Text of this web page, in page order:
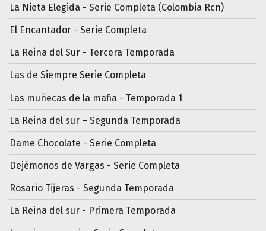
La Nieta Elegida - Serie Completa (Colombia Rcn)
El Encantador - Serie Completa
La Reina del Sur - Tercera Temporada
Las de Siempre Serie Completa
Las muñecas de la mafia - Temporada 1
La Reina del sur – Segunda Temporada
Dame Chocolate - Serie Completa
Dejémonos de Vargas - Serie Completa
Rosario Tijeras - Segunda Temporada
La Reina del sur - Primera Temporada